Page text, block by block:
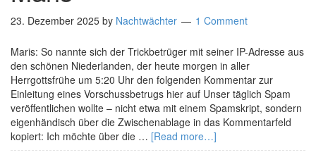
23. Dezember 2025 by Nachtwächter 1 Comment
Maris: So nannte sich der Trickbetrüger mit seiner IP-Adresse aus
den schönen Niederlanden, der heute morgen in aller
Herrgottsfrühe um 5:20 Uhr den folgenden Kommentar zur
Einleitung eines Vorschussbetrugs hier auf Unser täglich Spam
veröffentlichen wollte – nicht etwa mit einem Spamskript, sondern
eigenhändisch über die Zwischenablage in das Kommentarfeld
kopiert: Ich möchte über die … [Read more…]